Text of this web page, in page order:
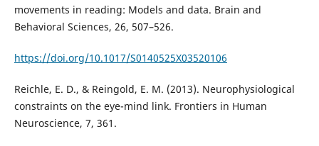
movements in reading: Models and data. Brain and
Behavioral Sciences, 26, 507–526.
https://doi.org/10.1017/S0140525X03520106
Reichle, E. D., & Reingold, E. M. (2013). Neurophysiological
constraints on the eye-mind link. Frontiers in Human
Neuroscience, 7, 361.